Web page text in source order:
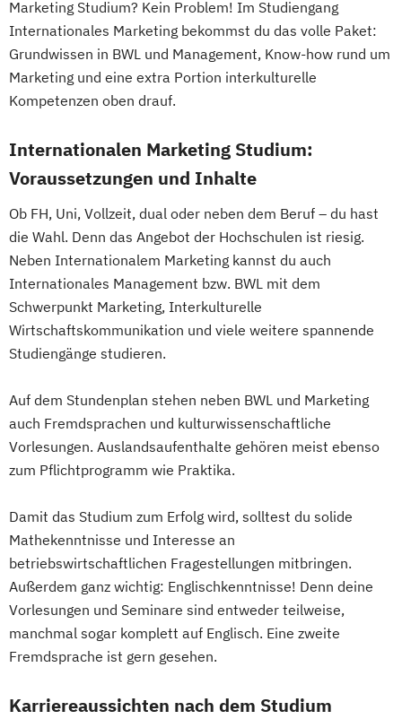
Marketing Studium? Kein Problem! Im Studiengang
Internationales Marketing bekommst du das volle Paket:
Grundwissen in BWL und Management, Know-how rund um
Marketing und eine extra Portion interkulturelle
Kompetenzen oben drauf.
Internationalen Marketing Studium:
Voraussetzungen und Inhalte
Ob FH, Uni, Vollzeit, dual oder neben dem Beruf – du hast
die Wahl. Denn das Angebot der Hochschulen ist riesig.
Neben Internationalem Marketing kannst du auch
Internationales Management bzw. BWL mit dem
Schwerpunkt Marketing, Interkulturelle
Wirtschaftskommunikation und viele weitere spannende
Studiengänge studieren.
Auf dem Stundenplan stehen neben BWL und Marketing
auch Fremdsprachen und kulturwissenschaftliche
Vorlesungen. Auslandsaufenthalte gehören meist ebenso
zum Pflichtprogramm wie Praktika.
Damit das Studium zum Erfolg wird, solltest du solide
Mathekenntnisse und Interesse an
betriebswirtschaftlichen Fragestellungen mitbringen.
Außerdem ganz wichtig: Englischkenntnisse! Denn deine
Vorlesungen und Seminare sind entweder teilweise,
manchmal sogar komplett auf Englisch. Eine zweite
Fremdsprache ist gern gesehen.
Karriereaussichten nach dem Studium